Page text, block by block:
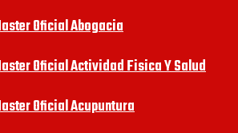
Oficial Abogacia
Oficial Actividad Fisica Y Salud
Oficial Acupuntura